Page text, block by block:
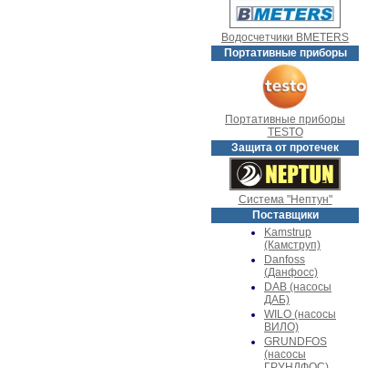
Водосчетчики BMETERS
Портативные приборы
Портативные приборы
TESTO
Защита от протечек
Система "Нептун"
Поставщики
Kamstrup
(Камструп)
Danfoss
(Данфосс)
DAB (насосы
ДАБ)
WILO (насосы
ВИЛО)
GRUNDFOS
(насосы